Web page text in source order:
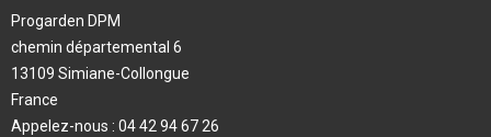
Progarden DPM
chemin départemental 6
13109 Simiane-Collongue
France
Appelez-nous : 04 42 94 67 26